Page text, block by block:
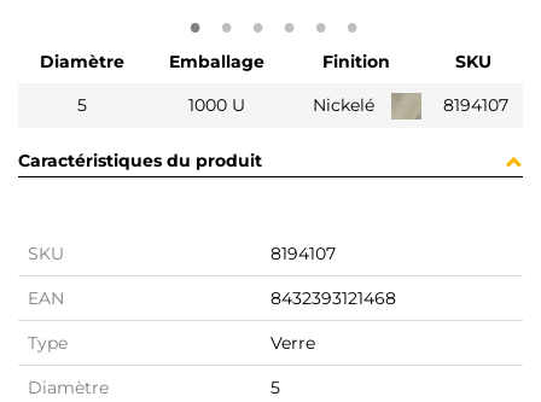
Diamètre Emballage Finition
SKU
5
1000 U Nickelé 8194107
Caractéristiques du produit
SKU 8194107
EAN 8432393121468
Type Verre
Diamètre 5